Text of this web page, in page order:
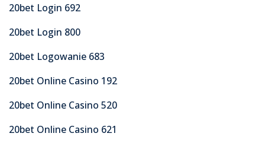
20bet Login 692
20bet Login 800
20bet Logowanie 683
20bet Online Casino 192
20bet Online Casino 520
20bet Online Casino 621